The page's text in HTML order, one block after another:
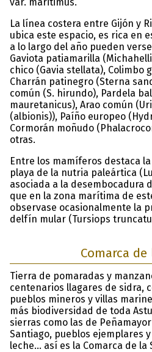
La línea costera entre Gijón y
ubica este espacio, es rica en
a lo largo del año pueden
Gaviota patiamarilla
chico (Gavia stellata), Colimbo
Charrán patinegro (Sterna
común (S. hirundo), Pardela
mauretanicus), Arao común
(albionis)), Paíño europeo
Cormorán moñudo
otras.
Entre los mamíferos destaca
playa de la nutria paleártica
asociada a la desembocadura
que en la zona marítima de
observase ocasionalmente la
delfín mular (Tursiops
Comarca de
Tierra de pomaradas y
centenarios llagares de sidra,
pueblos mineros y villas
más biodiversidad de toda
sierras como las de
Santiago, pueblos ejemplares
leche… así es la Comarca de la